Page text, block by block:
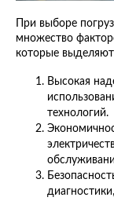
При выборе
множество
которые выделяют
Высокая
технологий.